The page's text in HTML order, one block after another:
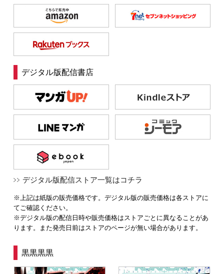
デジタル版配信書店
デジタル版配信ストア一覧はコチラ
※上記は紙版の販売価格です。デジタル版の販売価格は各ストアに
てご確認ください。
※デジタル版の配信日時や販売価格はストアごとに異なることがあ
ります。また発売日前はストアのページが無い場合があります。
黒黒黒黒